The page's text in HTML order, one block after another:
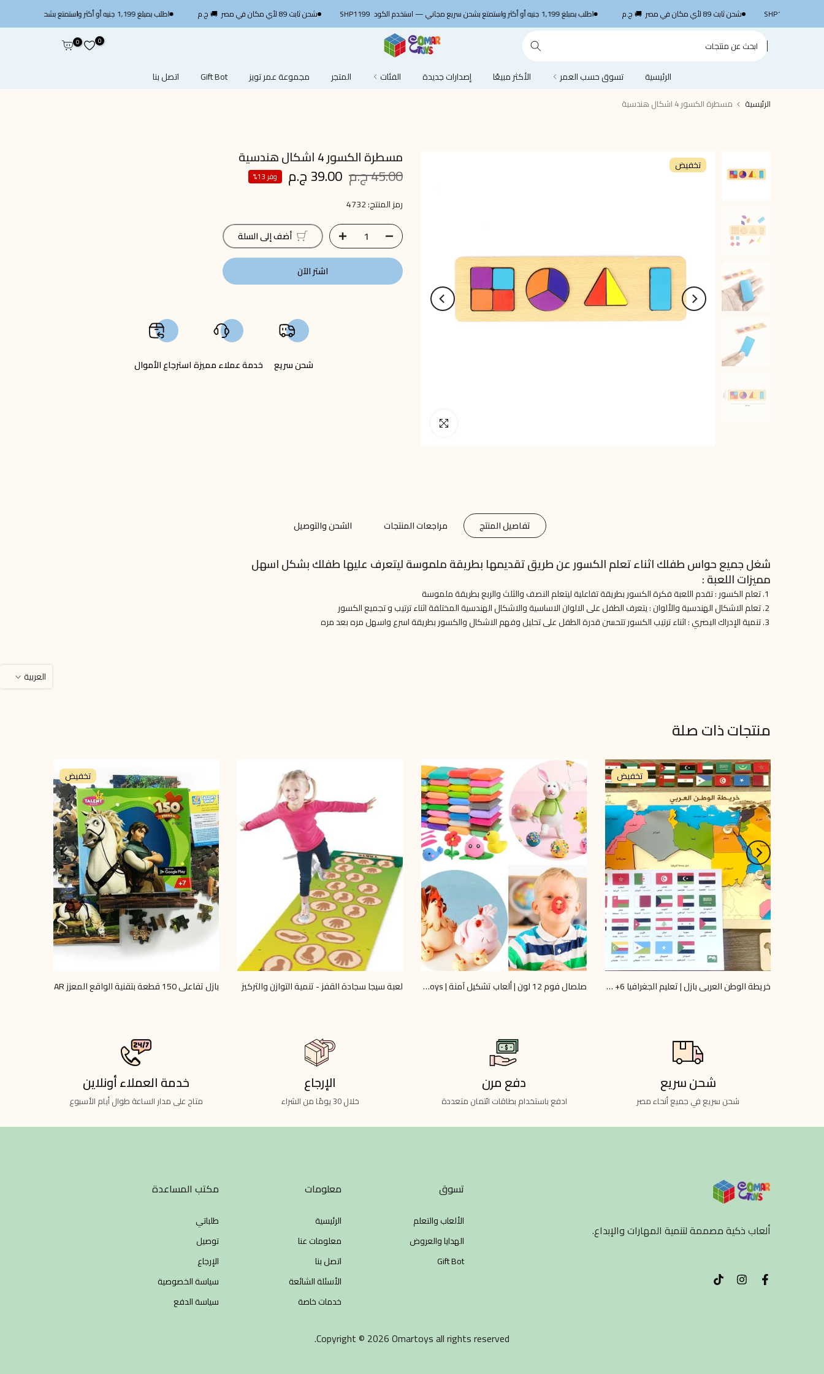
إلى
SHP1199 شحن ثابت 89 لأي مكان في مصر 🚚 ج.م اطلب بمبلغ 1,199 جنيه أو أكثر واستمتع بشحن سريع مجاني — استخدم الكود SHP1199 شحن ثابت 89 لأي مكان في مصر 🚚 ج.م اطلب بمبلغ 1,199 جنيه أو أكثر واستمتع بشحن سريع مجاني — استخدم الكود
0
0
الرئيسية تسوق حسب العمر الأكثر مبيعًا إصدارات جديدة الفئات المتجر مجموعة عمر تويز Gift Bot اتصل بنا
الرئيسية مسطرة الكسور 4 اشكال هندسية
تخفيض
انقر للتكبير
مسطرة الكسور 4 اشكال هندسية
45.00 ج.م 39.00 ج.م وفر 13%
رمز المنتج:4732
أضف إلى السلة
اشتر الآن
شحن سريع خدمة عملاء مميزةاسترجاع الأموال
تفاصيل المنتج مراجعات المنتجات الشحن والتوصيل
شغل جميع حواس طفلك اثناء تعلم الكسور عن طريق تقديمها بطريقة ملموسة ليتعرف عليها طفلك بشكل اسهل
مميزات اللعبة :
تعلم الكسور : تقدم اللعبة فكرة الكسور بطريقة تفاعلية ليتعلم النصف والثلث والربع بطريقة ملموسة
تعلم الاشكال الهندسية والألوان : يتعرف الطفل على الالوان الاساسية والاشكال الهندسية المختلفة اثناء ترتيب و تجميع الكسور
تنمية الإدراك البصري : اثناء ترتيب الكسور تتحسن قدرة الطفل على تحليل وفهم الاشكال والكسور بطريقة اسرع واسهل مره بعد مره
منتجات ذات صلة
تخفيض
خريطة الوطن العربي بازل | تعليم الجغرافيا 6+ | Omar Toys
صلصال فوم 12 لون | ألعاب تشكيل آمنة | Omar Toys
لعبة سيجا سجادة القفز - تنمية التوازن والتركيز
تخفيض
بازل تفاعلي 150 قطعة بتقنية الواقع المعزز AR
شحن سريع
شحن سريع في جميع أنحاء مصر
دفع مرن
ادفع باستخدام بطاقات ائتمان متعددة
الإرجاع
خلال 30 يومًا من الشراء
خدمة العملاء أونلاين
متاح على مدار الساعة طوال أيام الأسبوع
ألعاب ذكية مصممة لتنمية المهارات والإبداع.
تسوق
الألعاب والتعلم
الهدايا والعروض
Gift Bot
معلومات
الرئيسية
معلومات عنا
اتصل بنا
الأسئلة الشائعة
خدمات خاصة
مكتب المساعدة
طلباتي
توصيل
الإرجاع
سياسة الخصوصية
سياسة الدفع
Copyright © 2026 Omartoys all rights reserved.
العربية